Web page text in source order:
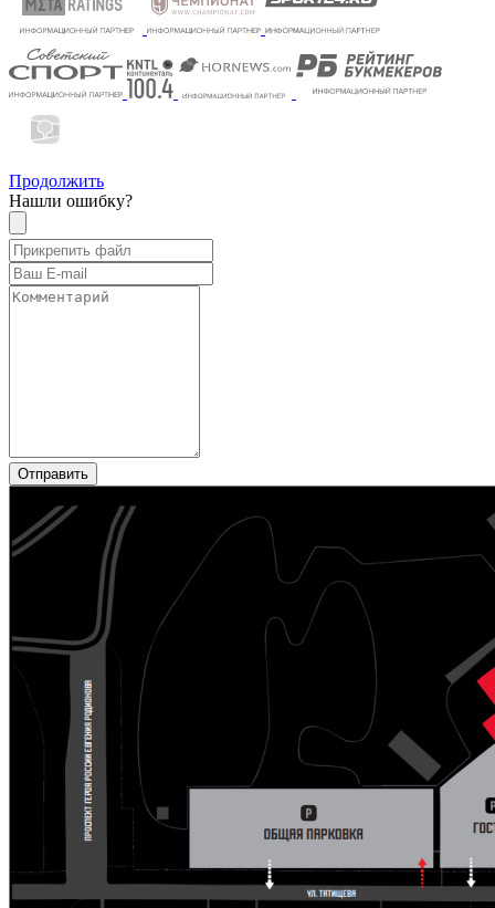
Продолжить
Нашли ошибку?